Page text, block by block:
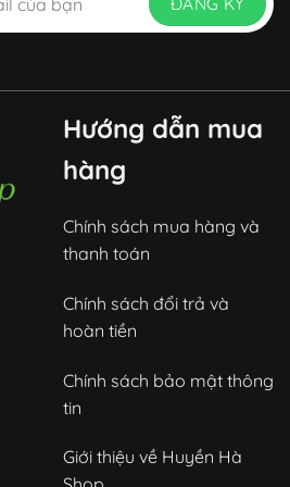
Hướng dẫn mua
hàng
Chính sách mua hàng và
thanh toán
Chính sách đổi trả và
hoàn tiền
Chính sách bảo mật thông
tin
Giới thiệu về Huyền Hà